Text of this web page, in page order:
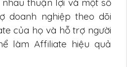
thuận lợi và một số
doanh nghiệp theo dõi
của họ và hỗ trợ người
làm Affiliate hiệu quả